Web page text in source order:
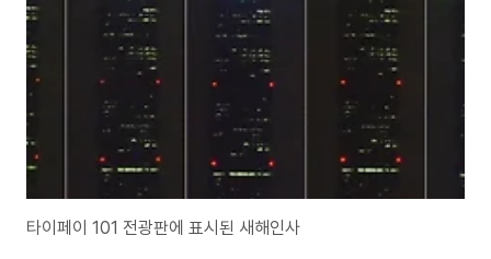
타이페이 101 전광판에 표시된 새해인사